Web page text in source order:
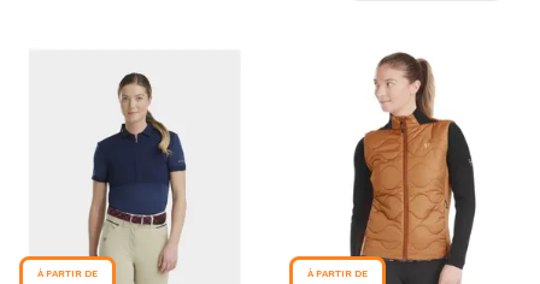
À PARTIR DE À PARTIR DE